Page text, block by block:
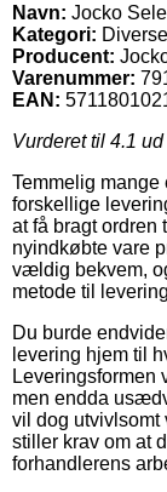
Navn: Jocko
Kategori:
Producent:
Varenummer:
EAN:
Vurderet til 4.1 ud
Temmelig mange
forskellige
at få bragt ordren
nyindkøbte vare
vældig bekvem,
metode til
Du burde
levering hjem til
Leveringsformen
men endda
vil dog utvivlsomt
stiller krav om at
forhandlerens